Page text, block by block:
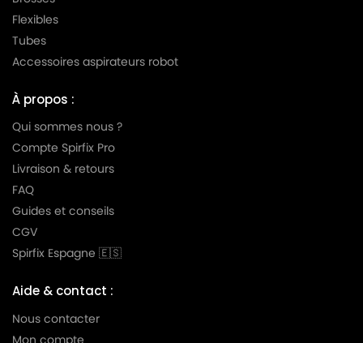
Flexibles
Tubes
Accessoires aspirateurs robot
À propos :
Qui sommes nous ?
Compte Spirfix Pro
Livraison & retours
FAQ
Guides et conseils
CGV
Spirfix Espagne 🇪🇸
Aide & contact :
Nous contacter
Mon compte